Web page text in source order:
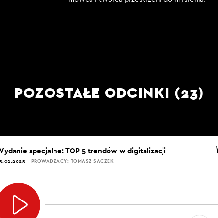
POZOSTAŁE ODCINKI (23)
specjalne: TOP 5 trendów w digitalizacji
PROWADZĄCY: TOMASZ SĄCZEK